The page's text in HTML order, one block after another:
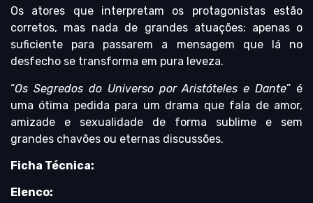
Os atores que interpretam os protagonistas estão
corretos, mas nada de grandes atuações: apenas o
suficiente para passarem a mensagem que lá no
desfecho se transforma em pura leveza.
“Os Segredos do Universo por Aristóteles e Dante” é
uma ótima pedida para um drama que fala de amor,
amizade e sexualidade de forma sublime e sem
grandes chavões ou eternas discussões.
Ficha Técnica:
Elenco: